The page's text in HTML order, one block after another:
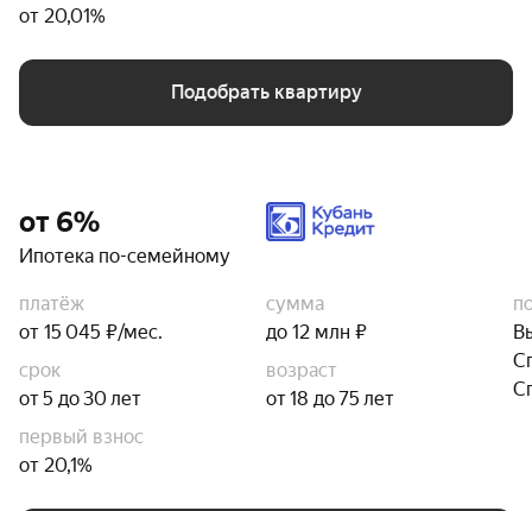
от 20,01%
Подобрать квартиру
от 6%
Ипотека по-семейному
платёж
от 15 045 ₽/мес.
сумма
до 12 млн ₽
срок
от 5 до 30 лет
возраст
от 18 до 75 лет
первый взнос
от 20,1%